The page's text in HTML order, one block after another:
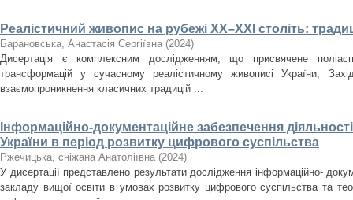
Реалістичний живопис на рубежі ХХ–ХХІ століть:
Барановська, Анастасія Сергіївна (2024)
Дисертація є комплексним дослідженням, що присвячене
трансформацій у сучасному реалістичному живописі України,
взаємопроникнення класичних традицій ...
Інформаційно-документаційне забезпечення
України в період розвитку цифрового суспільства
Ржечицька, сніжана Анатоліївна (2024)
У дисертації представлено результати дослідження інформаційно-
закладу вищої освіти в умовах розвитку цифрового суспільства та